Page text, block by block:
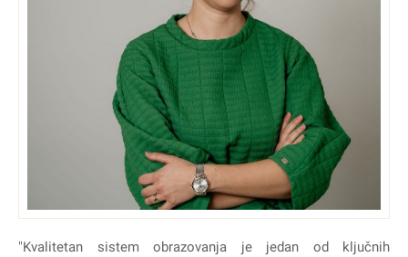
"Kvalitetan sistem obrazovanja je jedan od ključnih